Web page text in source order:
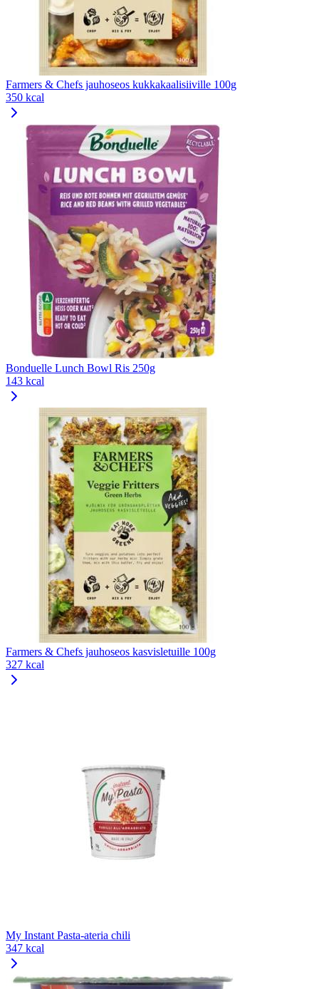
Farmers & Chefs jauhoseos kukkakaalisiiville 100g
350 kcal
Bonduelle Lunch Bowl Ris 250g
143 kcal
Farmers & Chefs jauhoseos kasvisletuille 100g
327 kcal
My Instant Pasta-ateria chili
347 kcal